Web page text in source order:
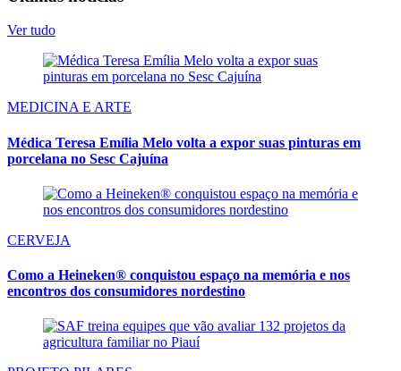
Ver tudo
MEDICINA E ARTE
Médica Teresa Emília Melo volta a expor suas pinturas em
porcelana no Sesc Cajuína
CERVEJA
Como a Heineken® conquistou espaço na memória e nos
encontros dos consumidores nordestino